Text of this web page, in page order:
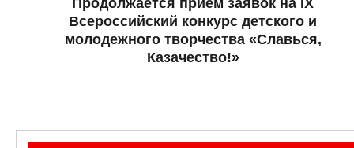
Продолжается прием заявок на IX
Всероссийский конкурс детского и
молодежного творчества «Славься,
Казачество!»